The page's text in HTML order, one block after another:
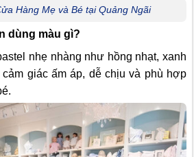
Hàng Mẹ và Bé tại Quảng Ngãi
dùng màu gì?
nhẹ nhàng như hồng nhạt, xanh
giác ấm áp, dễ chịu và phù hợp